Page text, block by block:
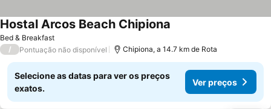
Bed & Breakfast
Hostal Arcos Beach Chipiona
/ Pontuação não disponível Chipiona, a 14.7 km de Rota
Selecione as datas para ver os preços
exatos.
Ver preços